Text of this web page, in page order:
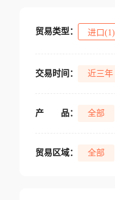
贸易类型： 进口(1)
交易时间： 近三年
产 品： 全部
贸易区域： 全部